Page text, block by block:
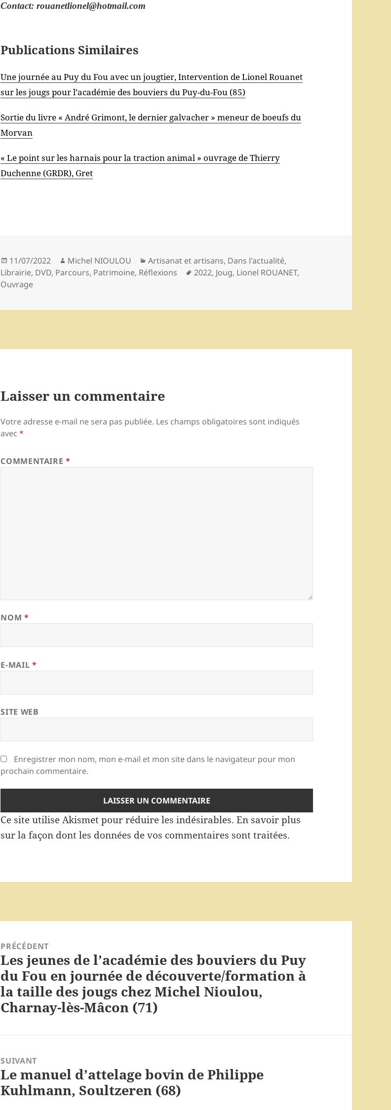
Contact: rouanetlionel@hotmail.com
Publications Similaires
Une journée au Puy du Fou avec un jougtier, Intervention de Lionel Rouanet
sur les jougs pour l’académie des bouviers du Puy-du-Fou (85)
Sortie du livre « André Grimont, le dernier galvacher » meneur de boeufs du
Morvan
« Le point sur les harnais pour la traction animal » ouvrage de Thierry
Duchenne (GRDR), Gret
Publié
le
11/07/2022 Auteur
Michel NIOULOU Catégories
Artisanat et artisans, Dans l'actualité,
Librairie, DVD, Parcours, Patrimoine, Réflexions
Mots-
2022, Joug, Lionel ROUANET,
Ouvrage
Laisser un commentaire
Votre adresse e-mail ne sera pas publiée. Les champs obligatoires sont indiqués
avec*
COMMENTAIRE*
NOM *
E-MAIL *
SITE WEB
Enregistrer mon nom, mon e-mail et mon site dans le navigateur pour mon
prochain commentaire.
Ce site utilise Akismet pour réduire les indésirables.En savoir plus
sur la façon dont les données de vos commentaires sont traitées.
PRÉCÉDENT
Article
précédent :
Les jeunes de l’académie des bouviers du Puy
du Fou en journée de découverte/formation à
la taille des jougs chez Michel Nioulou,
Charnay-lès-Mâcon (71)
SUIVANT
Article
suivant :
Le manuel d’attelage bovin de Philippe
Kuhlmann, Soultzeren (68)